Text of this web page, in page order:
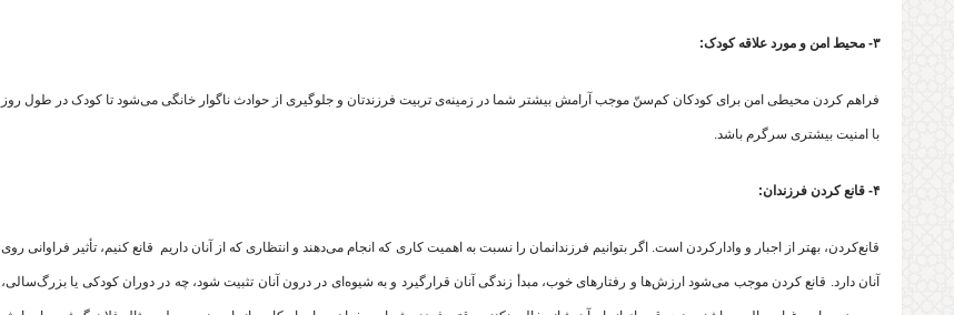
۳- محیط امن و مورد علاقه کودک:
فراهم کردن محیطی امن برای کودکان کم‌سنّ موجب آرامش بیشتر شما در زمینه‌ی تربیت فرزندتان و جلوگیری از حوادث ناگوار خانگی می‌شود تا کودک در طول روز
با امنیت بیشتری سرگرم باشد.
۴- قانع کردن فرزندان:
قانع‌‌‌‌کردن، بهتر از اجبار و وادارکردن است. اگر بتوانیم فرزندانمان را نسبت به اهمیت کاری که انجام می‌‌‌‌دهند و انتظاری که از آنان داریم قانع کنیم، تأثیر فراوانی روی
آنان دارد. قانع کردن موجب می‌شود ارزش‌‌‌‌ها و رفتارهای خوب، مبدأ زندگی آنان قرار‌‌‌‌گیرد و به شیوه‌‌‌‌ای در درون آنان تثبیت ‌‌‌‌شود، چه در دوران کودکی یا بزرگ‌‌‌‌سالی،